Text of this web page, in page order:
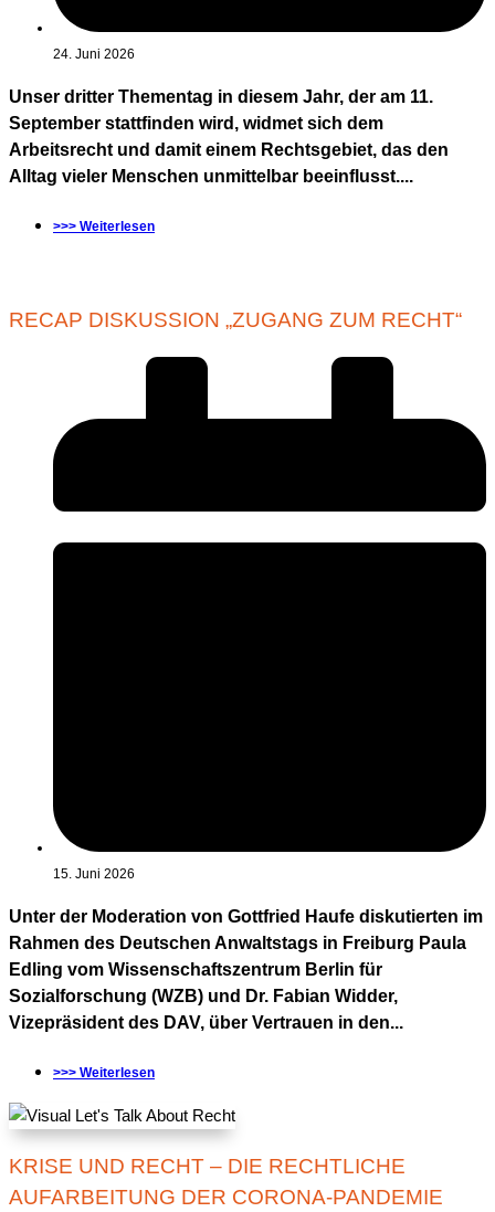
24. Juni 2026
Unser dritter Thementag in diesem Jahr, der am 11.
September stattfinden wird, widmet sich dem
Arbeitsrecht und damit einem Rechtsgebiet, das den
Alltag vieler Menschen unmittelbar beeinflusst....
>>> Weiterlesen
RECAP DISKUSSION „ZUGANG ZUM RECHT“
15. Juni 2026
Unter der Moderation von Gottfried Haufe diskutierten im
Rahmen des Deutschen Anwaltstags in Freiburg Paula
Edling vom Wissenschaftszentrum Berlin für
Sozialforschung (WZB) und Dr. Fabian Widder,
Vizepräsident des DAV, über Vertrauen in den...
>>> Weiterlesen
KRISE UND RECHT – DIE RECHTLICHE
AUFARBEITUNG DER CORONA-PANDEMIE